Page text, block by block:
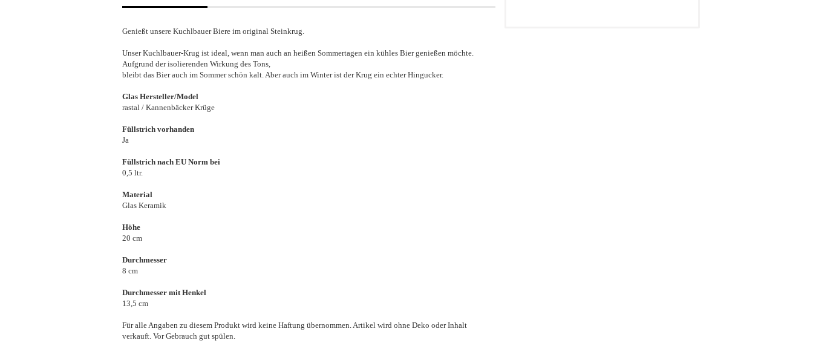
Genießt unsere Kuchlbauer Biere im original Steinkrug.
Unser Kuchlbauer-Krug ist ideal, wenn man auch an heißen Sommertagen ein kühles Bier genießen möchte.
Aufgrund der isolierenden Wirkung des Tons,
bleibt das Bier auch im Sommer schön kalt. Aber auch im Winter ist der Krug ein echter Hingucker.
Glas Hersteller/Model
rastal / Kannenbäcker Krüge
Füllstrich vorhanden
Ja
Füllstrich nach EU Norm bei
0,5 ltr.
Material
Glas Keramik
Höhe
20 cm
Durchmesser
8 cm
Durchmesser mit Henkel
13,5 cm
Für alle Angaben zu diesem Produkt wird keine Haftung übernommen. Artikel wird ohne Deko oder Inhalt
verkauft. Vor Gebrauch gut spülen.